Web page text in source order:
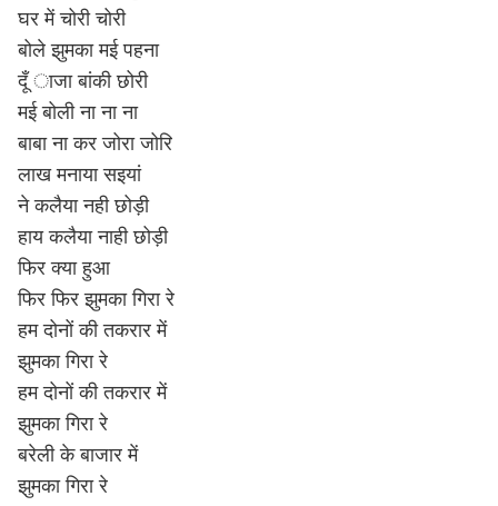
घर में चोरी चोरी
बोले झुमका मई पहना
दूँ ाजा बांकी छोरी
मई बोली ना ना ना
बाबा ना कर जोरा जोरि
लाख मनाया सइयां
ने कलैया नही छोड़ी
हाय कलैया नाही छोड़ी
फिर क्या हुआ
फिर फिर झुमका गिरा रे
हम दोनों की तकरार में
झुमका गिरा रे
हम दोनों की तकरार में
झुमका गिरा रे
बरेली के बाजार में
झुमका गिरा रे